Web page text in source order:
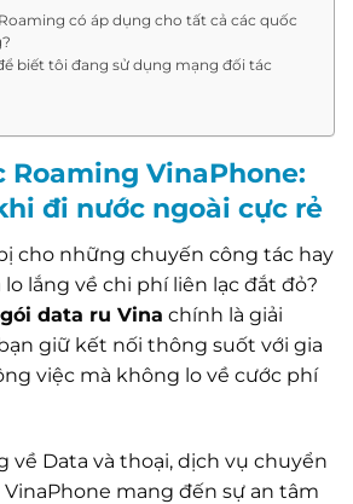
có áp dụng cho tất cả các quốc
biết tôi đang sử dụng mạng đối tác
Roaming VinaPhone:
đi nước ngoài cực rẻ
cho những chuyến công tác hay
lắng về chi phí liên lạc đắt đỏ?
data ru Vina chính là giải
giữ kết nối thông suốt với gia
việc mà không lo về cước phí
về Data và thoại, dịch vụ chuyển
mang đến sự an tâm